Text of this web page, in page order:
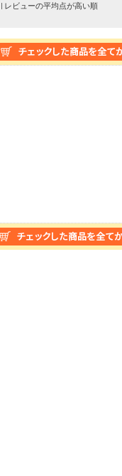
レビューの平均点が高い順